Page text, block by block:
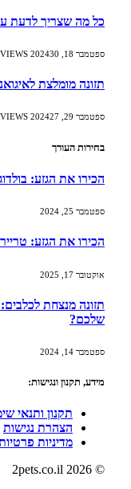
כל מה שצריך לדעת
ספטמבר 18, 2024 30
VIEWS
תזונה מומלצת
ספטמבר 29, 2024 27
VIEWS
בחירות העורך
הכירו את הגזע:
ספטמבר 25, 2024
הכירו את הגזע:
אוקטובר 17, 2025
תזונה מנצחת
שלכם?
ספטמבר 14, 2024
מידע, תקנון ונגישות:
תקנון ותנאי
הצהרת נגישות
מדיניות
© 2026 2pets.co.il